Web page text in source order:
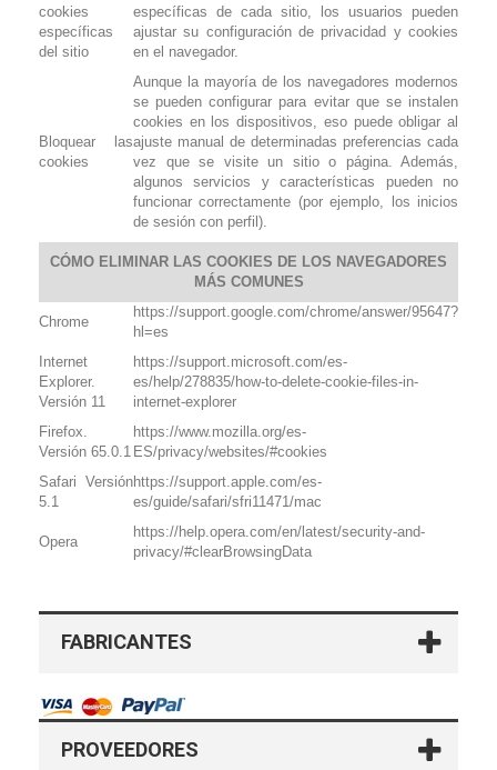
cookies
específicas
del sitio
específicas de cada sitio, los usuarios pueden
ajustar su configuración de privacidad y cookies
en el navegador.
Bloquear las
cookies
Aunque la mayoría de los navegadores modernos
se pueden configurar para evitar que se instalen
cookies en los dispositivos, eso puede obligar al
ajuste manual de determinadas preferencias cada
vez que se visite un sitio o página. Además,
algunos servicios y características pueden no
funcionar correctamente (por ejemplo, los inicios
de sesión con perfil).
CÓMO ELIMINAR LAS COOKIES DE LOS NAVEGADORES
MÁS COMUNES
Chrome
https://support.google.com/chrome/answer/95647?
hl=es
Internet
Explorer.
Versión 11
https://support.microsoft.com/es-
es/help/278835/how-to-delete-cookie-files-in-
internet-explorer
Firefox.
Versión 65.0.1
https://www.mozilla.org/es-
ES/privacy/websites/#cookies
Safari Versión
5.1
https://support.apple.com/es-
es/guide/safari/sfri11471/mac
Opera
https://help.opera.com/en/latest/security-and-
privacy/#clearBrowsingData
FABRICANTES
PROVEEDORES